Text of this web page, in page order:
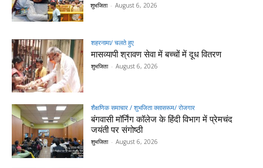
शुभजिता - August 6, 2026
शहरनामा/ चलते हुए
मासव्यापी श्रावण सेवा में बच्चों में दूध वितरण
शुभजिता - August 6, 2026
शैक्षणिक समाचार / शुभजिता क्सासरूम/ रोजगार
बंगवासी मॉर्निंग कॉलेज के हिंदी विभाग में प्रेमचंद
जयंती पर संगोष्ठी
शुभजिता - August 6, 2026